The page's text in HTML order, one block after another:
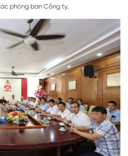
phòng ban Công ty.